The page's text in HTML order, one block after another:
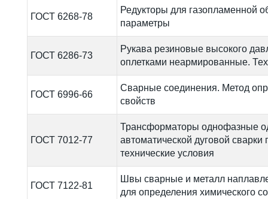
ГОСТ 6268-78
Редукторы для газопламенной
параметры
ГОСТ 6286-73
Рукава резиновые высокого
оплетками неармированные.
ГОСТ 6996-66
Cварные соединения. Метод
свойств
ГОСТ 7012-77
Трансформаторы однофазные
автоматической дуговой
технические условия
ГОСТ 7122-81
Швы сварные и металл
для определения химического